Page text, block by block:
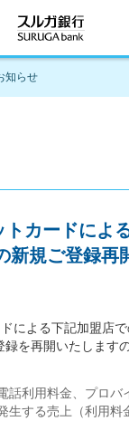
知らせ
トカードによ
新規ご登録再
による下記加盟店
を再開いたします
話利用料金、プロバ
生する売上（利用料